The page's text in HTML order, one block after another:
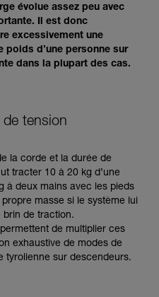
évolue assez peu avec
Il est donc
excessivement une
poids d’une personne sur
dans la plupart des cas.
de tension
la corde et la durée de
tracter 10 à 20 kg d’une
à deux mains avec les pieds
masse si le système lui
brin de traction.
de multiplier ces
exhaustive de modes de
tyrolienne sur descendeurs.